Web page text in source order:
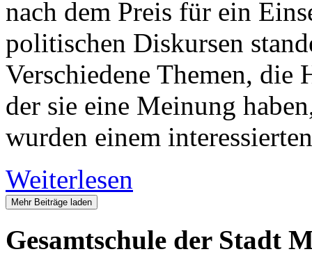
nach dem Preis für ein
politischen Diskursen
Verschiedene Themen, die
der sie eine Meinung
wurden einem
Weiterlesen
Mehr Beiträge laden
Gesamtschule der Stadt